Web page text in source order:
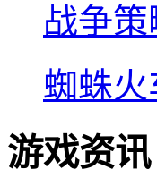
战争策
蜘蛛
游戏资讯